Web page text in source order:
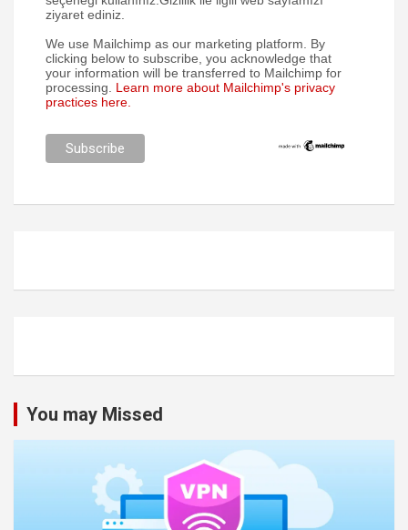
ziyaret ediniz.
We use Mailchimp as our marketing platform. By
clicking below to subscribe, you acknowledge that
your information will be transferred to Mailchimp for
processing. Learn more about Mailchimp's privacy
practices here.
You may Missed